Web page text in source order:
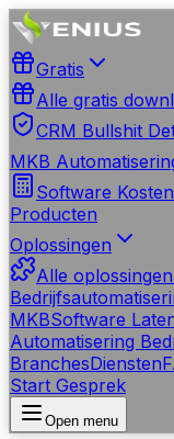
Gratis
Alle gratis
CRM Bullshit
MKB
Software
Producten
Oplossingen
Alle
MKBSoftware
Automatisering
BranchesDiensten
Start Gesprek
Open menu